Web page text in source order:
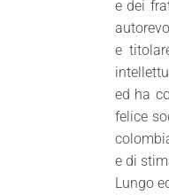
e dei
e
ed ha
felice
e di
Lungo